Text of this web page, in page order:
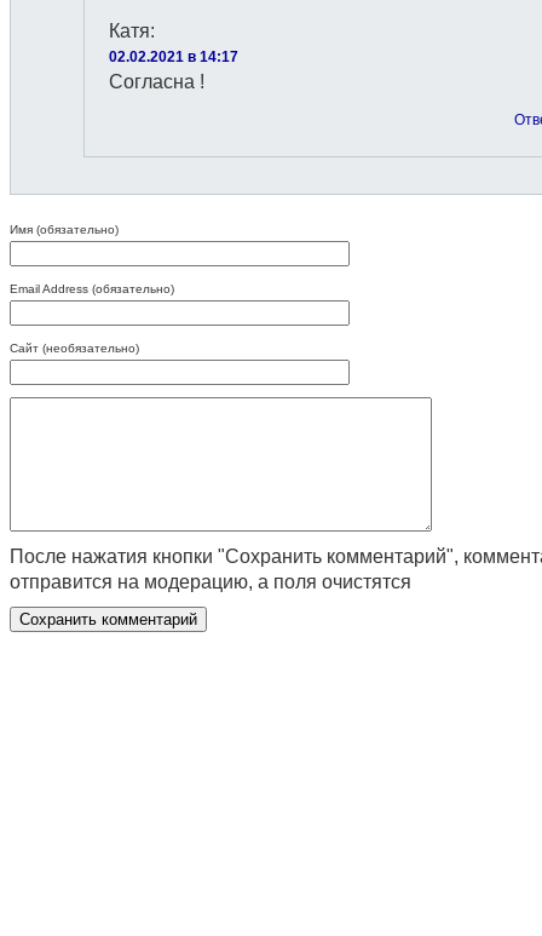
Катя:
02.02.2021 в 14:17
Согласна !
Имя (обязательно)
Email Address (обязательно)
Сайт (необязательно)
После нажатия кнопки "Сохранить комментарий",
отправится на модерацию, а поля очистятся